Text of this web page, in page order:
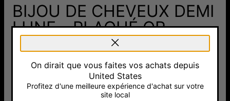
BIJOU DE CHEVEUX DEMI
LUNE - PLAQUÉ OR
26 €
Pay with Klarna
On dirait que vous faites vos achats depuis
United States
Profitez d'une meilleure expérience d'achat sur votre
site local